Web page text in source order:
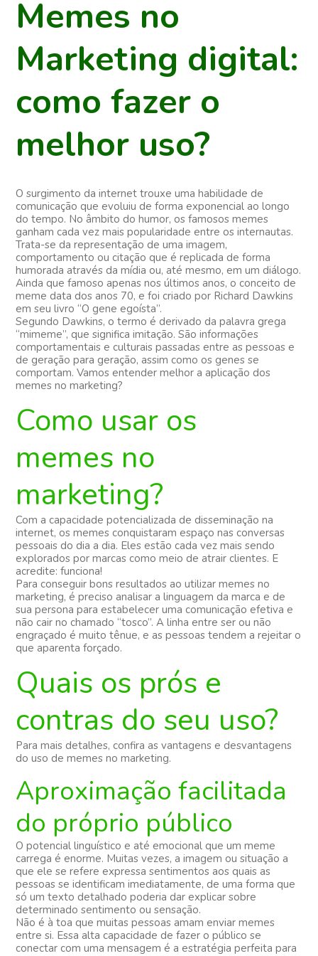
contatos
blog
Memes no
Marketing digital:
como fazer o
melhor uso?
O surgimento da internet trouxe uma habilidade de
comunicação que evoluiu de forma exponencial ao longo
do tempo. No âmbito do humor, os famosos memes
ganham cada vez mais popularidade entre os internautas.
Trata-se da representação de uma imagem,
comportamento ou citação que é replicada de forma
humorada através da mídia ou, até mesmo, em um diálogo.
Ainda que famoso apenas nos últimos anos, o conceito de
meme data dos anos 70, e foi criado por Richard Dawkins
em seu livro “O gene egoísta”.
Segundo Dawkins, o termo é derivado da palavra grega
“mimeme”, que significa imitação. São informações
comportamentais e culturais passadas entre as pessoas e
de geração para geração, assim como os genes se
comportam. Vamos entender melhor a aplicação dos
memes no marketing?
Como usar os
memes no
marketing?
Com a capacidade potencializada de disseminação na
internet, os memes conquistaram espaço nas conversas
pessoais do dia a dia. Eles estão cada vez mais sendo
explorados por marcas como meio de atrair clientes. E
acredite: funciona!
Para conseguir bons resultados ao utilizar memes no
marketing, é preciso analisar a linguagem da marca e de
sua persona para estabelecer uma comunicação efetiva e
não cair no chamado “tosco”. A linha entre ser ou não
engraçado é muito tênue, e as pessoas tendem a rejeitar o
que aparenta forçado.
Quais os prós e
contras do seu uso?
Para mais detalhes, confira as vantagens e desvantagens
do uso de memes no marketing.
Aproximação facilitada
do próprio público
O potencial linguístico e até emocional que um meme
carrega é enorme. Muitas vezes, a imagem ou situação a
que ele se refere expressa sentimentos aos quais as
pessoas se identificam imediatamente, de uma forma que
só um texto detalhado poderia dar explicar sobre
determinado sentimento ou sensação.
Não é à toa que muitas pessoas amam enviar memes
entre si. Essa alta capacidade de fazer o público se
conectar com uma mensagem é a estratégia perfeita para